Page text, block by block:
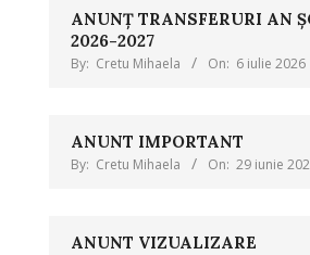
ANUNȚ TRANSFERURI AN
2026-2027
By: Cretu Mihaela On: 6 iulie 2026
ANUNT IMPORTANT
By: Cretu Mihaela On: 29 iunie
ANUNT VIZUALIZARE